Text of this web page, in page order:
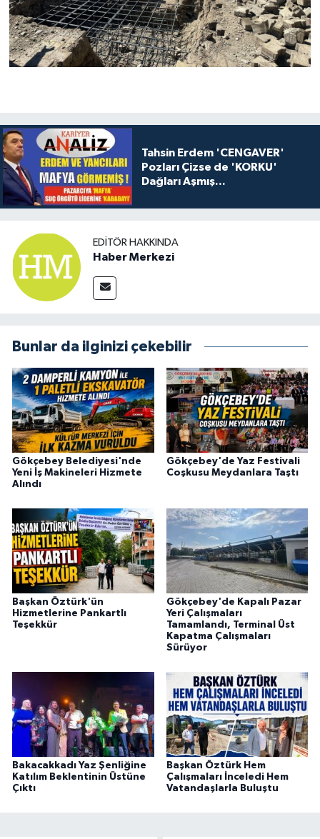
Tahsin Erdem 'CENGAVER'
Pozları Çizse de 'KORKU'
Dağları Aşmış...
EDITÖR HAKKINDA
Haber Merkezi
Bunlar da ilginizi çekebilir
Gökçebey Belediyesi'nde
Yeni İş Makineleri Hizmete
Alındı
Gökçebey'de Yaz Festivali
Coşkusu Meydanlara Taştı
Başkan Öztürk'ün
Hizmetlerine Pankartlı
Teşekkür
Gökçebey'de Kapalı Pazar
Yeri Çalışmaları
Tamamlandı, Terminal Üst
Kapatma Çalışmaları
Sürüyor
Bakacakkadı Yaz Şenliğine
Katılım Beklentinin Üstüne
Çıktı
Başkan Öztürk Hem
Çalışmaları İnceledi Hem
Vatandaşlarla Buluştu